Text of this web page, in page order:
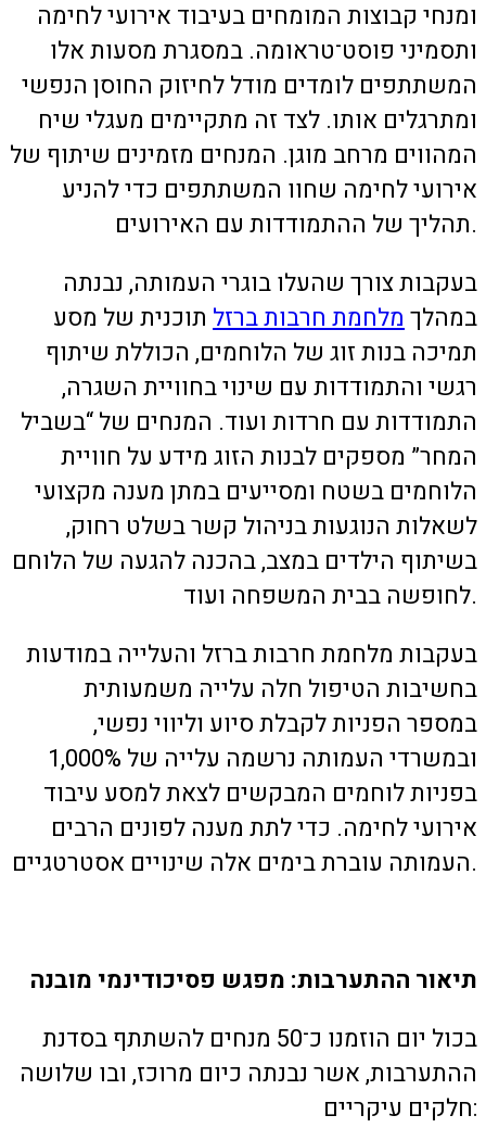
ומנחי קבוצות המומחים בעיבוד אירועי לחימה
ותסמיני פוסט־טראומה. במסגרת מסעות אלו
המשתתפים לומדים מודל לחיזוק החוסן הנפשי
ומתרגלים אותו. לצד זה מתקיימים מעגלי שיח
המהווים מרחב מוגן. המנחים מזמינים שיתוף של
אירועי לחימה שחוו המשתתפים כדי להניע
תהליך של ההתמודדות עם האירועים.
בעקבות צורך שהעלו בוגרי העמותה, נבנתה
במהלך מלחמת חרבות ברזל תוכנית של מסע
תמיכה בנות זוג של הלוחמים, הכוללת שיתוף
רגשי והתמודדות עם שינוי בחוויית השגרה,
התמודדות עם חרדות ועוד. המנחים של “בשביל
המחר” מספקים לבנות הזוג מידע על חוויית
הלוחמים בשטח ומסייעים במתן מענה מקצועי
לשאלות הנוגעות בניהול קשר בשלט רחוק,
בשיתוף הילדים במצב, בהכנה להגעה של הלוחם
לחופשה בבית המשפחה ועוד.
בעקבות מלחמת חרבות ברזל והעלייה במודעות
בחשיבות הטיפול חלה עלייה משמעותית
במספר הפניות לקבלת סיוע וליווי נפשי,
ובמשרדי העמותה נרשמה עלייה של 1,000%
בפניות לוחמים המבקשים לצאת למסע עיבוד
אירועי לחימה. כדי לתת מענה לפונים הרבים
העמותה עוברת בימים אלה שינויים אסטרטגיים.
תיאור ההתערבות: מפגש פסיכודינמי מובנה
בכול יום הוזמנו כ־50 מנחים להשתתף בסדנת
ההתערבות, אשר נבנתה כיום מרוכז, ובו שלושה
חלקים עיקריים: